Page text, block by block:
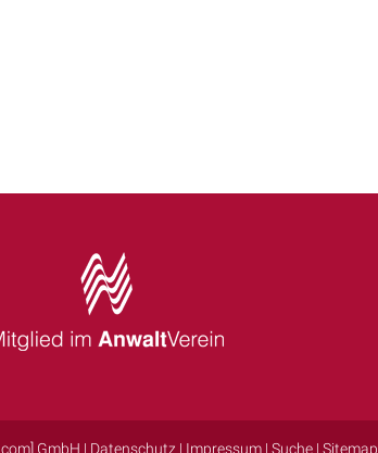
GmbH | Datenschutz | Impressum| Suche| Sitemap